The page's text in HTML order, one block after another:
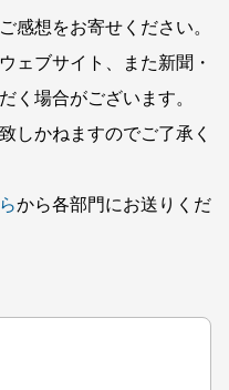
感想をお寄せください。
ェブサイト、また新聞・
く場合がございます。
しかねますのでご了承く
から各部門にお送りくだ